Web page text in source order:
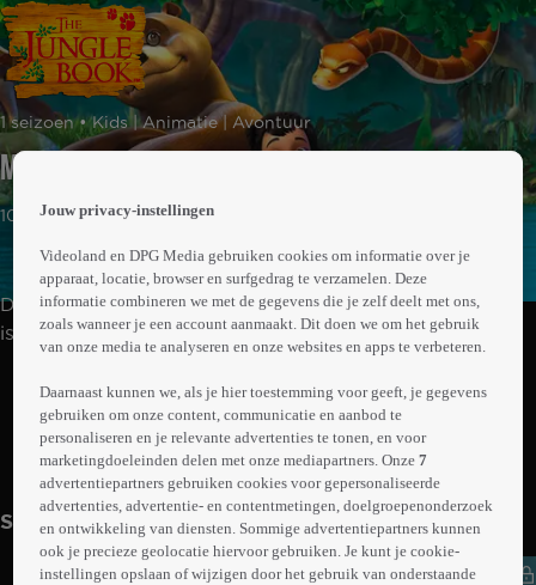
page
1 seizoen • Kids | Animatie | Avontuur
Mensenval
10min
De avonturen van Mowgli, een menselijke vondeling die
is grootgebracht door Akela's wolvenpakket, en zijn
beste vrienden, vaderlijke beer Baloe en speelse panter
Bagheera. Ze leven in de Indiase jungle waar veel
gevaren op de loer liggen, zoals de machtige Bengaalse
tijger Shere Khan. De nieuwsgierige Mowgli komt vaak in
de problemen en kan het niet laten om dieren in gevaar
te helpen.
Meer
info
Seizoen 1
Jouw privacy-instellingen
Videoland en DPG Media gebruiken cookies om informatie over je
apparaat, locatie, browser en surfgedrag te verzamelen. Deze
informatie combineren we met de gegevens die je zelf deelt met ons,
zoals wanneer je een account aanmaakt. Dit doen we om het gebruik
van onze media te analyseren en onze websites en apps te verbeteren.
Daarnaast kunnen we, als je hier toestemming voor geeft, je gegevens
gebruiken om onze content, communicatie en aanbod te
personaliseren en je relevante advertenties te tonen, en voor
marketingdoeleinden delen met onze mediapartners. Onze7
advertentiepartners gebruiken cookies voor gepersonaliseerde
advertenties, advertentie- en contentmetingen, doelgroepenonderzoek
en ontwikkeling van diensten. Sommige advertentiepartners kunnen
ook je precieze geolocatie hiervoor gebruiken. Je kunt je cookie-
instellingen opslaan of wijzigen door het gebruik van onderstaande